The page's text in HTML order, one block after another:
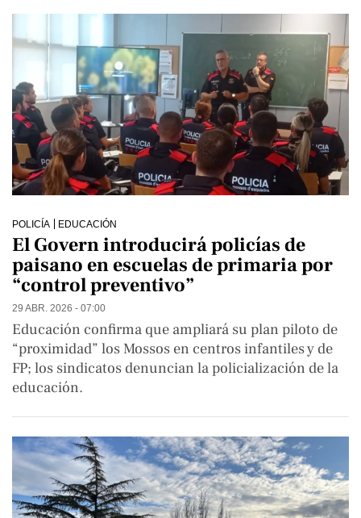
POLICÍA EDUCACIÓN
El Govern introducirá policías de
paisano en escuelas de primaria por
“control preventivo”
29 ABR. 2026 - 07:00
Educación confirma que ampliará su plan piloto de
“proximidad” los Mossos en centros infantiles y de
FP; los sindicatos denuncian la policialización de la
educación.